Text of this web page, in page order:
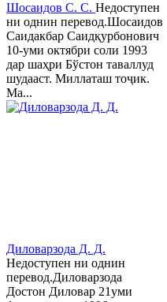
Шосаидов С. С. Недоступен
ни однин перевод.Шосаидов
Саидакбар Саидқурбонович
10-уми октябри соли 1993
дар шаҳри Бўстон таваллуд
шудааст. Миллаташ тоҷик.
Ма...
Диловарзода Д. Д.
Недоступен ни однин
перевод.Диловарзода
Достон Диловар 21уми